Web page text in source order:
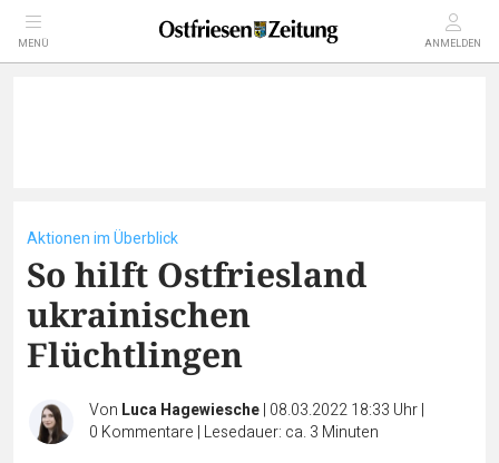
MENÜ ANMELDEN
Aktionen im Überblick
So hilft Ostfriesland
ukrainischen
Flüchtlingen
Von Luca Hagewiesche| 08.03.2022 18:33 Uhr|
0 Kommentare | Lesedauer: ca. 3 Minuten